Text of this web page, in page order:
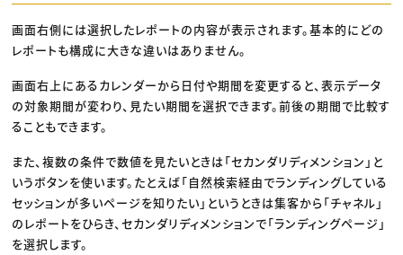
画面右側には選択したレポートの内容が表示されます。基本的にどの
レポートも構成に大きな違いはありません。
画面右上にあるカレンダーから日付や期間を変更すると、表示データ
の対象期間が変わり、見たい期間を選択できます。前後の期間で比較す
ることもできます。
また、複数の条件で数値を見たいときは「セカンダリディメンション」と
いうボタンを使います。たとえば「自然検索経由でランディングしている
セッションが多いページを知りたい」というときは集客から「チャネル」
のレポートをひらき、セカンダリディメンションで「ランディングページ」
を選択します。